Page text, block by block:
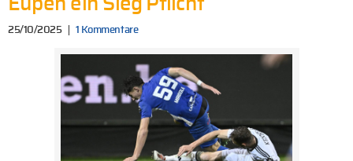
Eupen ein Sieg Pflicht
25/10/2025 1 Kommentare